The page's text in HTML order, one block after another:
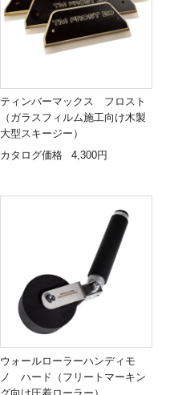
ティンバーマックス フロスト
（ガラスフィルム施工向け木製
大型スキージー）
カタログ価格
4,300円
ウォールローラーハンディモ
ノ ハード（フリートマーキン
グ向け圧着ローラー）